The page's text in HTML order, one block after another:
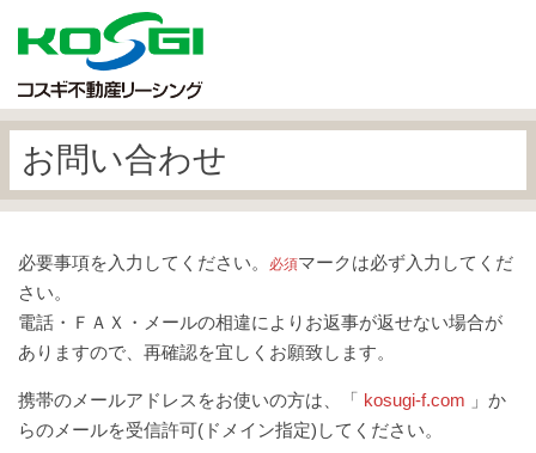
お問い合わせ
必要事項を入力してください。 必須マークは必ず入力してくだ
さい。
電話・ＦＡＸ・メールの相違によりお返事が返せない場合が
ありますので、再確認を宜しくお願致します。
携帯のメールアドレスをお使いの方は、「 kosugi-f.com 」か
らのメールを受信許可(ドメイン指定)してください。